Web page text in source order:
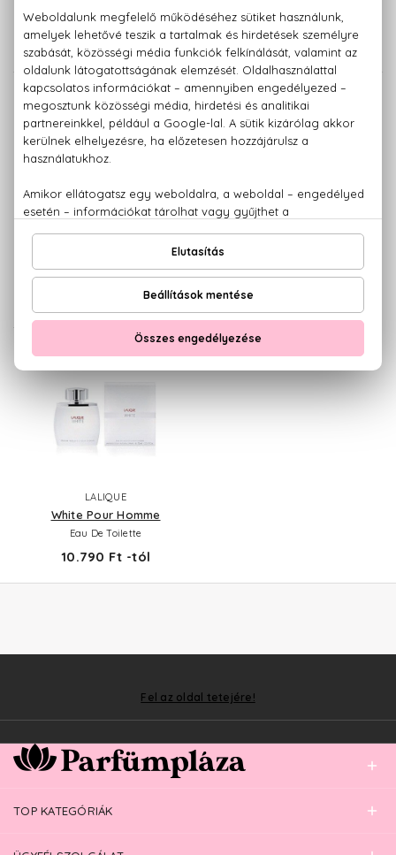
Eau De Parfum
15.430 Ft -tól
Eau De Parfum
14.990 Ft -tól
Eau De Parfum
13.630 Ft -tól
Eau De Parfum
13.840 Ft -tól
LALIQUE
White Pour Homme
Eau De Toilette
10.790 Ft -tól
Fel az oldal tetejére!
TOP KATEGÓRIÁK